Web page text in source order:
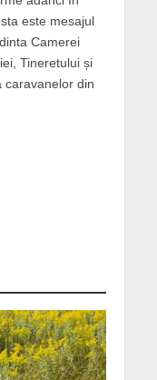
este mesajul
Camerei
Tineretului și
caravanelor din